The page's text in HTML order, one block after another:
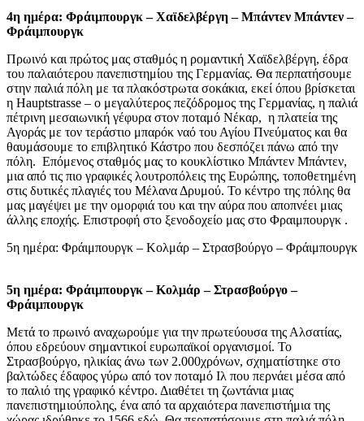
4η ημέρα: Φράιμπουργκ – Χαϊδελβέργη – Μπάντεν Μπάντεν –
Φράιμπουργκ
Πρωινό και πρώτος μας σταθμός η ρομαντική Χαϊδελβέργη, έδρα
του παλαιότερου πανεπιστημίου της Γερμανίας. Θα περπατήσουμε
στην παλιά πόλη με τα πλακόστρωτα σοκάκια, εκεί όπου βρίσκεται
η Hauptstrasse – ο μεγαλύτερος πεζόδρομος της Γερμανίας, η παλιά
πέτρινη μεσαιωνική γέφυρα στον ποταμό Νέκαρ, η πλατεία της
Αγοράς με τον τεράστιο μπαρόκ ναό του Αγίου Πνεύματος και θα
θαυμάσουμε το επιβλητικό Κάστρο που δεσπόζει πάνω από την
πόλη. Επόμενος σταθμός μας το κουκλίστικο Μπάντεν Μπάντεν,
μια από τις πιο γραφικές λουτροπόλεις της Ευρώπης, τοποθετημένη
στις δυτικές πλαγιές του Μέλανα Δρυμού. Το κέντρο της πόλης θα
μας μαγέψει με την ομορφιά του και την αύρα που αποπνέει μιας
άλλης εποχής. Επιστροφή στο ξενοδοχείο μας στο Φραιμπουργκ .
5η ημέρα: Φράιμπουργκ – Κολμάρ – Στρασβούργο – Φράιμπουργκ
5η ημέρα: Φράιμπουργκ – Κολμάρ – Στρασβούργο –
Φράιμπουργκ
Μετά το πρωινό αναχωρούμε για την πρωτεύουσα της Αλσατίας,
όπου εδρεύουν σημαντικοί ευρωπαϊκοί οργανισμοί. Το
Στρασβούργο, ηλικίας άνω των 2.000χρόνων, σχηματίστηκε στο
βαλτώδες έδαφος γύρω από τον ποταμό Ιλ που περνάει μέσα από
το παλιό της γραφικό κέντρο. Διαθέτει τη ζωντάνια μιας
πανεπιστημιούπολης, ένα από τα αρχαιότερα πανεπιστήμια της